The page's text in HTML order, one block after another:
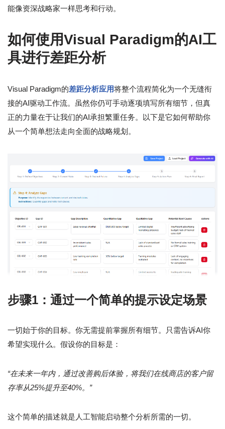
能像资深战略家一样思考和行动。
如何使用Visual Paradigm的AI工
具进行差距分析
Visual Paradigm的差距分析应用将整个流程简化为一个无缝衔
接的AI驱动工作流。虽然你仍可手动逐项填写所有细节，但真
正的力量在于让我们的AI承担繁重任务。以下是它如何帮助你
从一个简单想法走向全面的战略规划。
步骤1：通过一个简单的提示设定场景
一切始于你的目标。你无需提前掌握所有细节。只需告诉AI你
希望实现什么。假设你的目标是：
“在未来一年内，通过改善购后体验，将我们在线商店的客户留
存率从25%提升至40%。”
这个简单的描述就是人工智能启动整个分析所需的一切。